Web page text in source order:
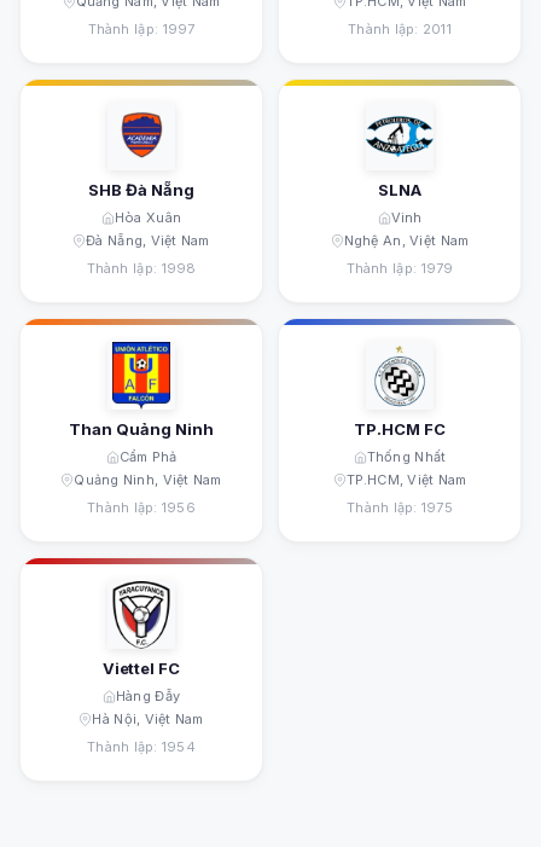
Thành lập: 1997
Thành lập: 2011
SHB Đà Nẵng
Hòa Xuân
Đà Nẵng, Việt Nam
Thành lập: 1998
SLNA
Vinh
Nghệ An, Việt Nam
Thành lập: 1979
Than Quảng Ninh
Cẩm Phả
Quảng Ninh, Việt Nam
Thành lập: 1956
TP.HCM FC
Thống Nhất
TP.HCM, Việt Nam
Thành lập: 1975
Viettel FC
Hàng Đẫy
Hà Nội, Việt Nam
Thành lập: 1954